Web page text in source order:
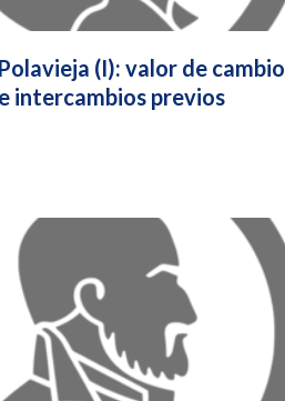
(I): valor de cambio
intercambios previos